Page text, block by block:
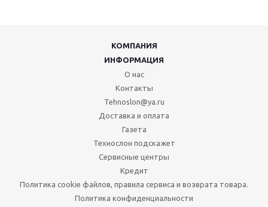
КОМПАНИЯ
ИНФОРМАЦИЯ
О нас
Контакты
Tehnoslon@ya.ru
Доставка и оплата
Газета
Технослон подскажет
Сервисные центры
Кредит
Политика cookie файлов, правила сервиса и возврата товара.
Политика конфиденциальности